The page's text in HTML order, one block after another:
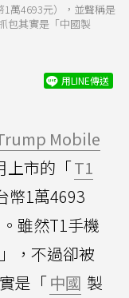
萬4693元），並聲稱是
包其實是「中國製
用LINE傳送
Mobile
上市的「T1
幣1萬4693
。雖然T1手機
，不過卻被
是「中國 製